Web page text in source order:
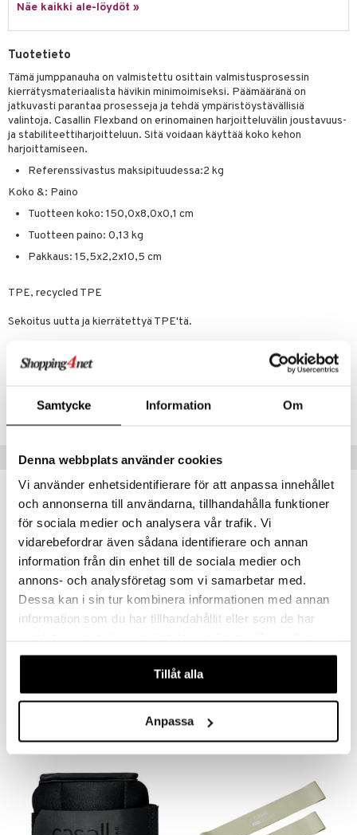
Samtycke Information Om
Denna webbplats använder cookies
Vi använder enhetsidentifierare för att anpassa innehållet
och annonserna till användarna, tillhandahålla funktioner
för sociala medier och analysera vår trafik. Vi
vidarebefordrar även sådana identifierare och annan
information från din enhet till de sociala medier och
annons- och analysföretag som vi samarbetar med.
Dessa kan i sin tur kombinera informationen med annan
information som du har tillhandahållit eller som de har
våra cookies vid fortsatt användande av vår webbplats.
Tillåt alla
Anpassa
Näe kaikki ale-löydöt »
Tuotetieto
Tämä jumppanauha on valmistettu osittain valmistusprosessin
kierrätysmateriaalista hävikin minimoimiseksi. Päämääränä on
jatkuvasti parantaa prosesseja ja tehdä ympäristöystävällisiä
valintoja. Casallin Flexband on erinomainen harjoitteluvälin joustavuus-
ja stabiliteettiharjoitteluun. Sitä voidaan käyttää koko kehon
harjoittamiseen.
Referenssivastus maksipituudessa:2 kg
Koko &: Paino
Tuotteen koko: 150,0x8,0x0,1 cm
Tuotteen paino: 0,13 kg
Pakkaus: 15,5x2,2x10,5 cm
TPE, recycled TPE
Sekoitus uutta ja kierrätettyä TPE'tä.
FCA10-C9-1-XX-DAU
Suositut tuotteet
AB roller
23,90 €
Casall Flex Band Hard
CASALL
15,90 €